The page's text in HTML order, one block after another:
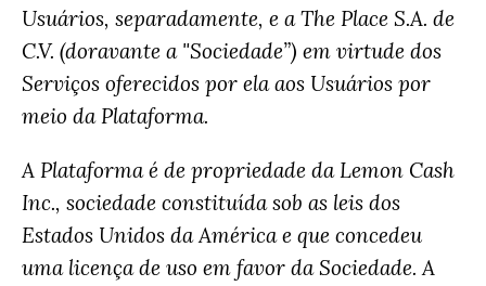
Usuários, separadamente, e a The Place S.A. de
C.V. (doravante a "Sociedade”) em virtude dos
Serviços oferecidos por ela aos Usuários por
meio da Plataforma.
A Plataforma é de propriedade da Lemon Cash
Inc., sociedade constituída sob as leis dos
Estados Unidos da América e que concedeu
uma licença de uso em favor da Sociedade. A